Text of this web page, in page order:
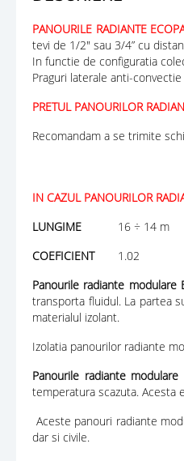
PANOURILE RADIANTE
tevi de 1/2" sau 3/4” cu
In functie de configuratia
Praguri laterale anti-
PRETUL PANOURILOR
Recomandam a se trimite
IN CAZUL PANOURILOR
LUNGIME
16 ÷ 14 m
COEFICIENT
1.02
Panourile radiante modulare
transporta fluidul. La partea
materialul izolant.
Izolatia panourilor radiante
Panourile radiante modulare
temperatura scazuta.
Aceste panouri radiante
dar si civile.